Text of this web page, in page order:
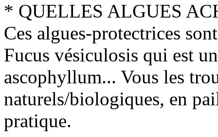
* QUELLES ALGUES
Ces algues-protectrices
Fucus vésiculosis qui est
ascophyllum... Vous les
naturels/biologiques, en
pratique.